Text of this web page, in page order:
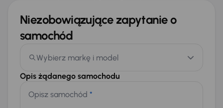
Niezobowiązujące zapytanie o
samochód
Wybierz markę i model
Opis żądanego samochodu
Opisz samochód *